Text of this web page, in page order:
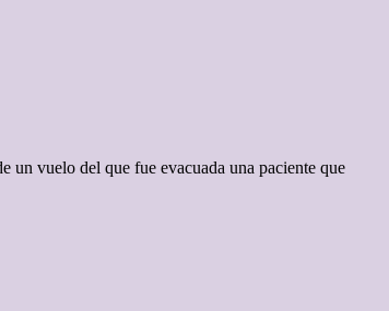
un vuelo del que fue evacuada una paciente que